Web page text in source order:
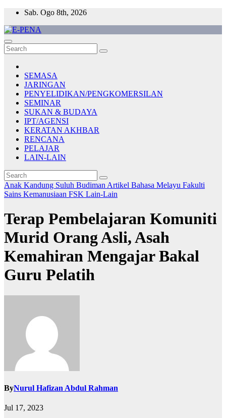
Skip
content
Sab. Ogo 8th, 2026
E-PENA
Berita Digital Terkini
SEMASA
JARINGAN
PENYELIDIKAN/PENGKOMERSILAN
SEMINAR
SUKAN & BUDAYA
IPT/AGENSI
KERATAN AKHBAR
RENCANA
PELAJAR
LAIN-LAIN
Anak Kandung Suluh Budiman Artikel Bahasa Melayu Fakulti
Sains Kemanusiaan FSK Lain-Lain
Terap Pembelajaran Komuniti
Murid Orang Asli, Asah
Kemahiran Mengajar Bakal
Guru Pelatih
ByNurul Hafizan Abdul Rahman
Jul 17, 2023